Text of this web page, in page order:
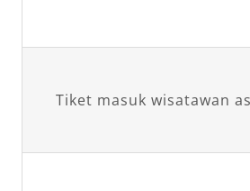
Tiket masuk wisatawan